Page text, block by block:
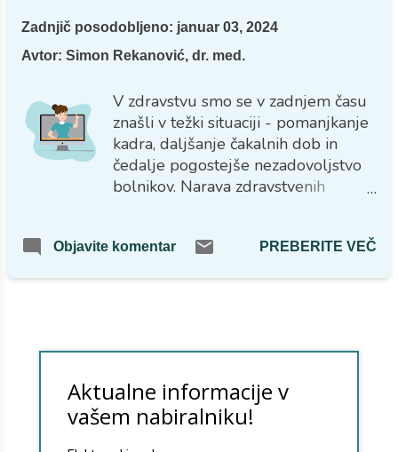
Zadnjič posodobljeno: januar 03, 2024
Avtor: Simon Rekanović, dr. med.
V zdravstvu smo se v zadnjem času
znašli v težki situaciji - pomanjkanje
kadra, daljšanje čakalnih dob in
čedalje pogostejše nezadovoljstvo
bolnikov. Narava zdravstvenih
bolnikov in tako zaposleni kot vodje
trpeti v takšni situaciji je kakovost
obravnave bolnikov in dosledno
usposabljanje kadrov, sploh če smo
ob tem pozorni na še večjo
Objavite komentar PREBERITE VEČ